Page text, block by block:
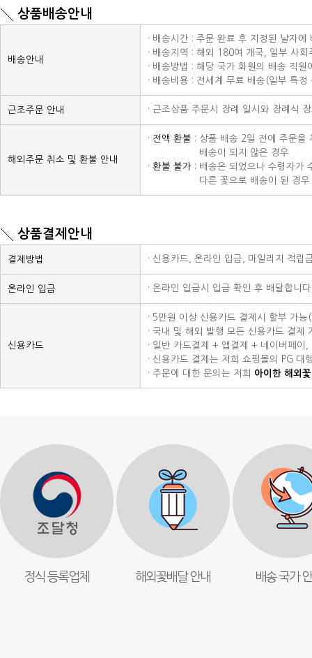
상품배송안내
배송안내
· 배송시간 : 주문 완료 후 지정된 날자에
· 배송지역 : 해외 180여 개국, 일부 사회
· 배송방법 : 해당 국가 화원의 배송 직원
· 배송비용 : 전세계 무료 배송(일부 특
근조주문 안내 · 근조상품 주문시 장례 일시와 장례식
해외주문 취소 및 환불 안내
· 전액 환불 : 상품 배송 2일 전에 주문을
배송이 되지 않은 경우
· 환불 불가 : 배송은 되었으나 수령자가
다른 꽃으로 배송이 된 경
상품결제안내
결제방법 · 신용카드, 온라인 입금, 마일리지 적
온라인 입금 · 온라인 입금시 입금 확인 후 배달합니
신용카드
· 5만원 이상 신용카드 결제시 할부 가
· 국내 및 해외 발행 모든 신용카드 결제
· 일반 카드결제 + 앱결제 + 네이버페이
· 신용카드 결제는 저희 쇼핑몰의 PG 대
· 주문에 대한 문의는 저희 아이한 해외
정식 등록업체 해외꽃배달 안내 배송 국가